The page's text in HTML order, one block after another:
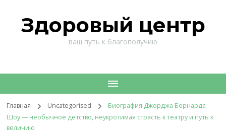
Здоровый центр
ваш путь к благополучию
Главная Uncategorised
Биография Джорджа Бернарда
Шоу — необычное детство, неукротимая страсть к театру и путь к
величию